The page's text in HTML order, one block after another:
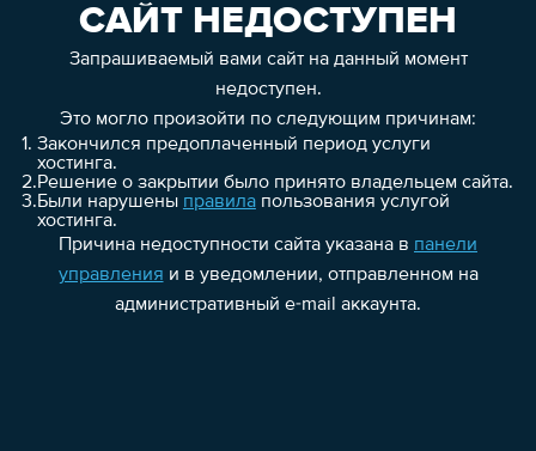
САЙТ НЕДОСТУПЕН
Запрашиваемый вами сайт на данный момент
недоступен.
Это могло произойти по следующим причинам:
1. Закончился предоплаченный период услуги
хостинга.
2.Решение о закрытии было принято владельцем сайта.
3.Были нарушены правилапользования услугой
хостинга.
Причина недоступности сайта указана в панели
управления и в уведомлении, отправленном на
административный e-mail аккаунта.